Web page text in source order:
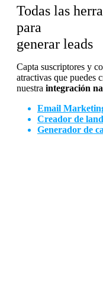
Todas las
para
generar leads
Capta suscriptores y
atractivas que puedes
nuestra integración
Email
Creador de
Generador de